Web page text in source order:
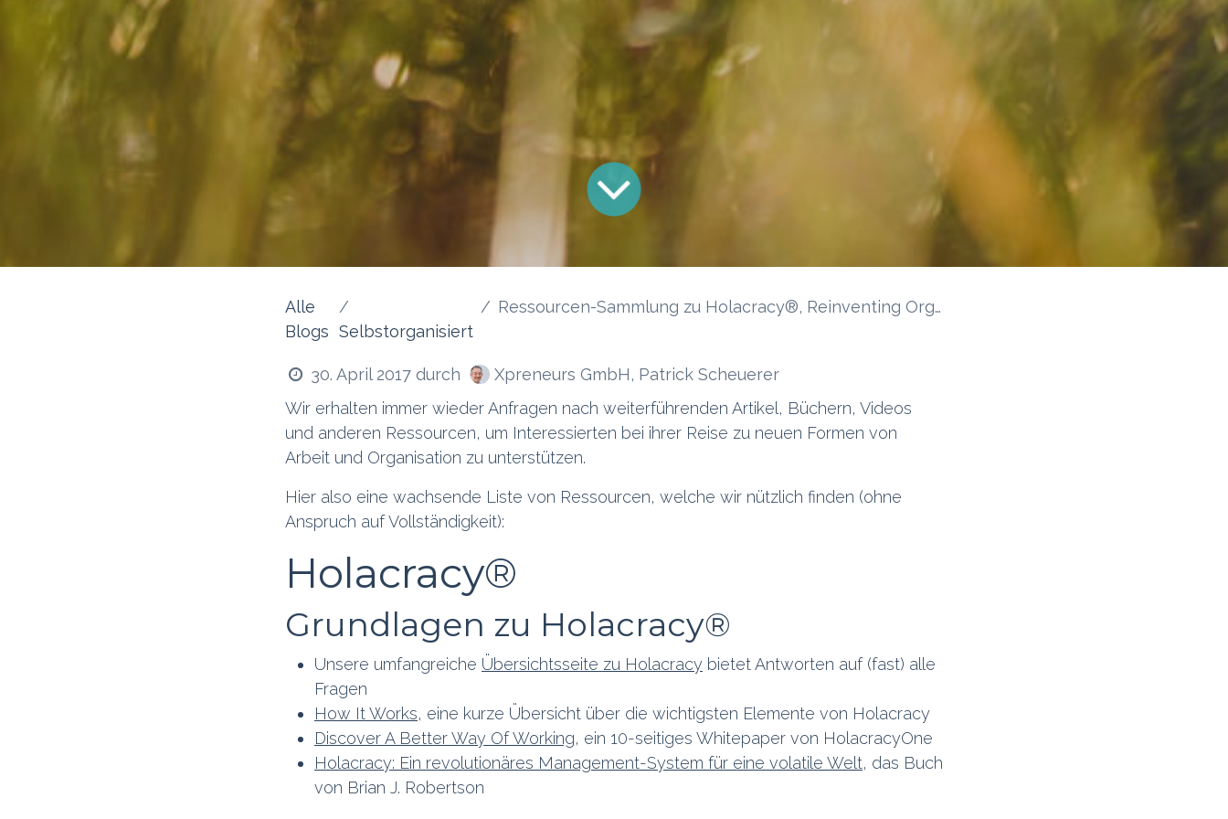
Alle
Blogs Selbstorganisiert
Ressourcen-Sammlung zu Holacracy®, Reinventing Organizations und Responsive Organizations
30. April 2017 durch
Xpreneurs GmbH, Patrick Scheuerer
Wir erhalten immer wieder Anfragen nach weiterführenden Artikel, Büchern, Videos
und anderen Ressourcen, um Interessierten bei ihrer Reise zu neuen Formen von
Arbeit und Organisation zu unterstützen.
Hier also eine wachsende Liste von Ressourcen, welche wir nützlich finden (ohne
Anspruch auf Vollständigkeit):
Holacracy®
Grundlagen zu Holacracy®
Unsere umfangreiche Übersichtsseite zu Holacracy bietet Antworten auf (fast) alle
Fragen
How It Works, eine kurze Übersicht über die wichtigsten Elemente von Holacracy
Discover A Better Way Of Working, ein 10-seitiges Whitepaper von HolacracyOne
Holacracy: Ein revolutionäres Management-System für eine volatile Welt, das Buch
von Brian J. Robertson